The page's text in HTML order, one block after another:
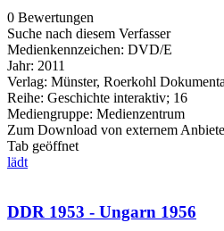
0 Bewertungen
Suche nach diesem Verfasser
Medienkennzeichen: DVD/E
Jahr: 2011
Verlag: Münster, Roerkohl
Reihe: Geschichte interaktiv; 16
Mediengruppe: Medienzentrum
Zum Download von externem
Tab geöffnet
lädt
DDR 1953 - Ungarn 1956